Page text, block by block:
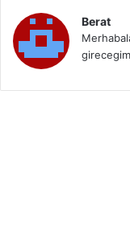
Berat